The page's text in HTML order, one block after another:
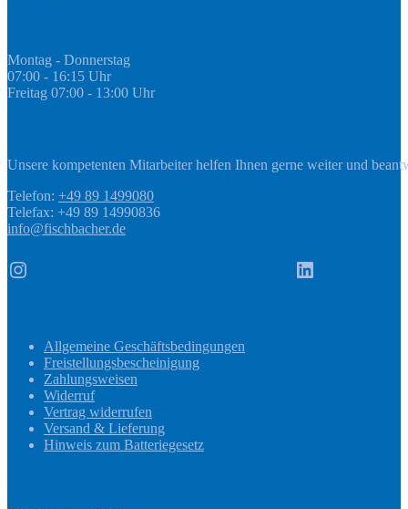
Montag - Donnerstag
07:00 - 16:15 Uhr
Freitag 07:00 - 13:00 Uhr
Unsere kompetenten Mitarbeiter helfen Ihnen gerne weiter und
Telefon: +49 89 1499080
Telefax: +49 89 14990836
info@fischbacher.de
Instagram LinkedIn
Allgemeine Geschäftsbedingungen
Freistellungsbescheinigung
Zahlungsweisen
Widerruf
Vertrag widerrufen
Versand & Lieferung
Hinweis zum Batteriegesetz